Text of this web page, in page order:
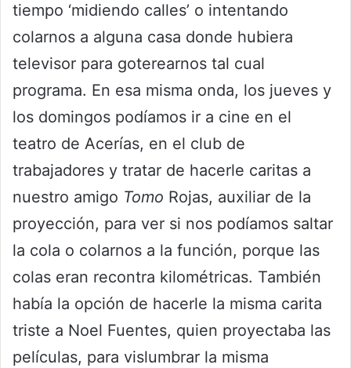
tiempo ‘midiendo calles’ o intentando
colarnos a alguna casa donde hubiera
televisor para goterearnos tal cual
programa. En esa misma onda, los jueves y
los domingos podíamos ir a cine en el
teatro de Acerías, en el club de
trabajadores y tratar de hacerle caritas a
nuestro amigo Tomo Rojas, auxiliar de la
proyección, para ver si nos podíamos saltar
la cola o colarnos a la función, porque las
colas eran recontra kilométricas. También
había la opción de hacerle la misma carita
triste a Noel Fuentes, quien proyectaba las
películas, para vislumbrar la misma